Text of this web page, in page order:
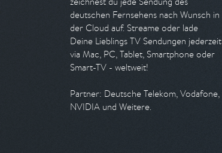
deutschen Fernsehens nach Wunsch in
der Cloud auf. Streame oder lade
Deine Lieblings TV Sendungen jederzeit
via Mac, PC, Tablet, Smartphone oder
Smart-TV - weltweit!
Partner: Deutsche Telekom, Vodafone,
NVIDIA und Weitere.